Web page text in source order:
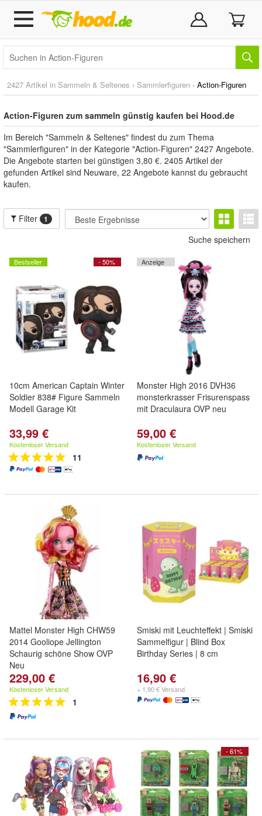
2427 Artikel in Sammeln & Seltenes › Sammlerfiguren › Action-Figuren
Action-Figuren zum sammeln günstig kaufen bei Hood.de
Im Bereich "Sammeln & Seltenes" findest du zum Thema
"Sammlerfiguren" in der Kategorie "Action-Figuren" 2427 Angebote.
Die Angebote starten bei günstigen 3,80 €. 2405 Artikel der
gefunden Artikel sind Neuware, 22 Angebote kannst du gebraucht
kaufen.
Filter 1
Suche speichern
- 50%
Bestseller
10cm American Captain Winter
Soldier 838# Figure Sammeln
Modell Garage Kit
33,99 €
Kostenloser Versand
11
Anzeige
Monster High 2016 DVH36
monsterkrasser Frisurenspass
mit Draculaura OVP neu
59,00 €
Kostenloser Versand
Mattel Monster High CHW59
2014 Gooliope Jellington
Schaurig schöne Show OVP
Neu
229,00 €
Kostenloser Versand
1
Smiski mit Leuchteffekt | Smiski
Sammelfigur | Blind Box
Birthday Series | 8 cm
16,90 €
+ 1,90 € Versand
- 61%